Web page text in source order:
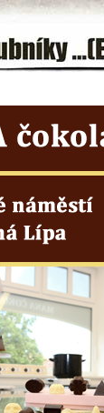
domu čp. 915 v
v Mikulášovicích
Petra a Pavla v
hřbitově ve
Panny Marie na
a Kamenickou
Nalezení svatého